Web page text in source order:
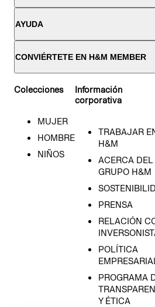
AYUDA
CONVIÉRTETE EN H&M MEMBER
Colecciones
MUJER
HOMBRE
NIÑOS
Información
corporativa
TRABAJAR
H&M
ACERCA DEL
GRUPO H&M
PRENSA
RELACIÓN
POLÍTICA
PROGRAMA
Y ÉTICA